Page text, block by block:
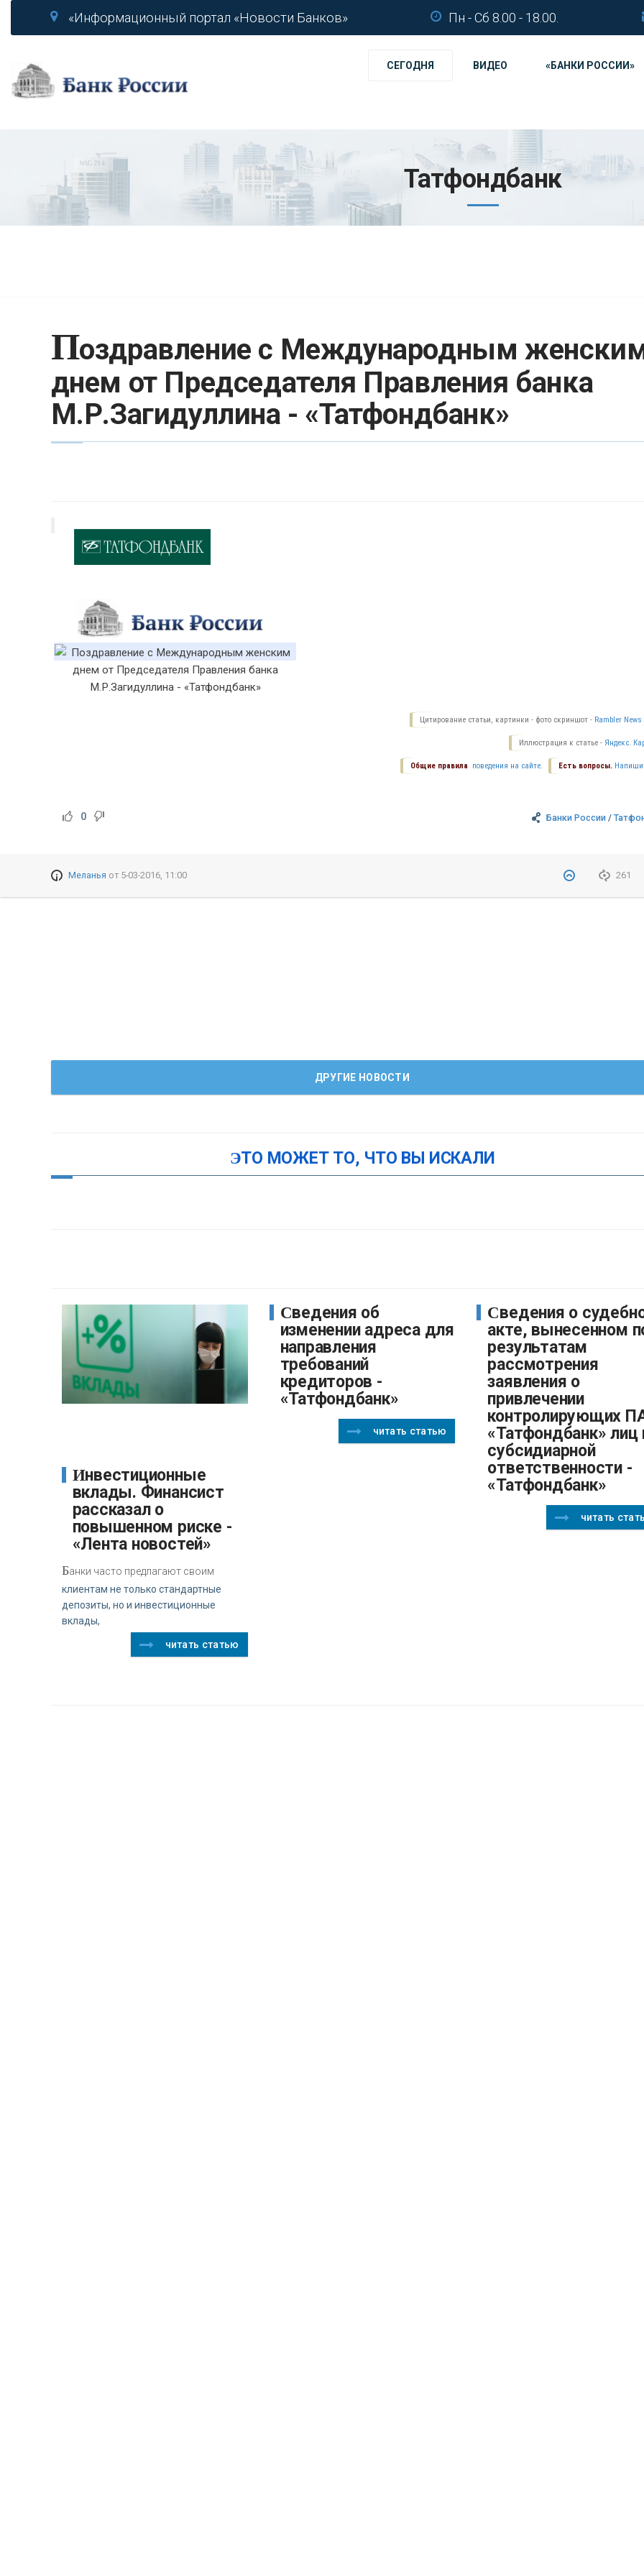
«Информационный портал «Новости Банков» Пн - Сб 8.00 - 18.00.
СЕГОДНЯ ВИДЕО «БАНКИ РОССИИ»
Татфондбанк
Поздравление с Международным
днем от Председателя Правления банка
М.Р.Загидуллина - «Татфондбанк»
Цитирование статьи, картинки - фото скриншот - Rambler News
Иллюстрация к статье - Яндекс.
Есть вопросы.
Общие правила поведения на сайте.
Банки России /
0
261
Меланья от 5-03-2016, 11:00
ДРУГИЕ НОВОСТИ
ЭТО МОЖЕТ ТО, ЧТО ВЫ ИСКАЛИ
Инвестиционные
вклады. Финансист
рассказал о
повышенном риске -
«Лента новостей»
Банки часто предлагают своим
клиентам не только стандартные
депозиты, но и инвестиционные
вклады,
читать статью
Сведения об
изменении адреса для
направления
требований
кредиторов -
«Татфондбанк»
читать статью
Сведения о судебном
акте, вынесенном
результатам
рассмотрения
заявления о
привлечении
контролирующих
«Татфондбанк» лиц
субсидиарной
ответственности -
«Татфондбанк»
читать